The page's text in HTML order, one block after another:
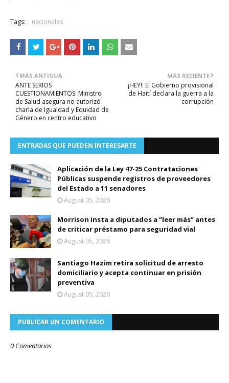
Tags: nacionales
MÁS RECIENTE
¡HEY!: El Gobierno provisional
de Haití declara la guerra a la
corrupción
MÁS ANTIGUA
ANTE SERIOS
CUESTIONAMIENTOS: Ministro
de Salud asegura no autorizó
charla de Igualdad y Equidad de
Género en centro educativo
ENTRADAS QUE PUEDEN INTERESARTE
Aplicación de la Ley 47-25 Contrataciones
Públicas suspende registros de proveedores
del Estado a 11 senadores
August 05, 2026
Morrison insta a diputados a “leer más” antes
de criticar préstamo para seguridad vial
August 05, 2026
Santiago Hazim retira solicitud de arresto
domiciliario y acepta continuar en prisión
preventiva
August 05, 2026
PUBLICAR UN COMENTARIO
0 Comentarios